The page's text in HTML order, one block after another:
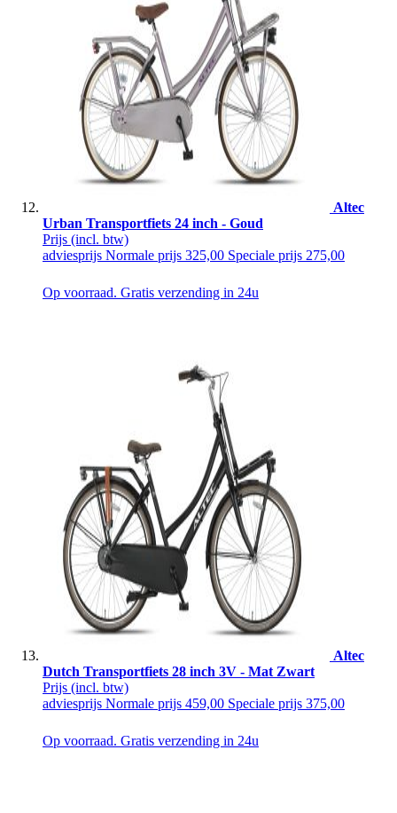
Altec
Urban Transportfiets 24 inch - Goud
Prijs (incl. btw)
adviesprijs Normale prijs 325,00 Speciale prijs 275,00
Op voorraad. Gratis verzending in 24u
Altec
Dutch Transportfiets 28 inch 3V - Mat Zwart
Prijs (incl. btw)
adviesprijs Normale prijs 459,00 Speciale prijs 375,00
Op voorraad. Gratis verzending in 24u